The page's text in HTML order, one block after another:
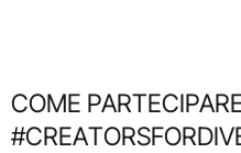
COME